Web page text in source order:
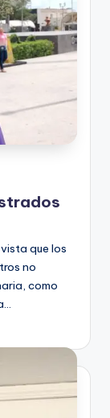
que los
no
como